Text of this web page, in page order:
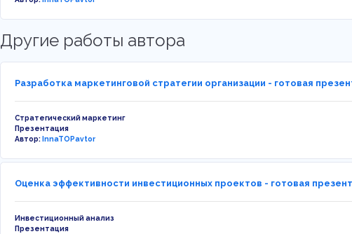
Другие работы автора
Разработка маркетинговой стратегии организации - готовая
Стратегический маркетинг
Презентация
Автор:InnaTOPavtor
Оценка эффективности инвестиционных проектов - готовая
Инвестиционный анализ
Презентация